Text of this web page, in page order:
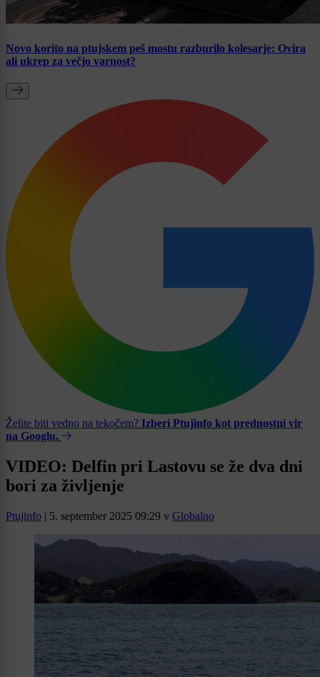
Novo korito na ptujskem peš mostu razburilo kolesarje: Ovira
ali ukrep za večjo varnost?
Želite biti vedno na tekočem? Izberi Ptujinfo kot prednostni vir
na Googlu.
VIDEO: Delfin pri Lastovu se že dva dni
bori za življenje
Ptujinfo | 5. september 2025 09:29 v Globalno